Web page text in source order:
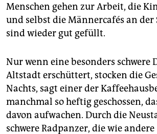
Menschen gehen zur Arbeit, die
und selbst die Männercafés an
sind wieder gut gefüllt.
Nur wenn eine besonders schwere
Altstadt erschüttert, stocken die
Nachts, sagt einer der
manchmal so heftig geschossen,
davon aufwachen. Durch die
schwere Radpanzer, die wie andere